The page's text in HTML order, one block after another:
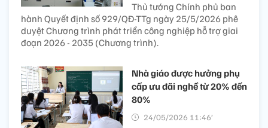
Thủ tướng Chính phủ ban
hành Quyết định số 929/QĐ-TTg ngày 25/5/2026 phê
duyệt Chương trình phát triển công nghiệp hỗ trợ giai
đoạn 2026 - 2035 (Chương trình).
Nhà giáo được hưởng phụ
cấp ưu đãi nghề từ 20% đến
80%​
24/05/2026 11:46’